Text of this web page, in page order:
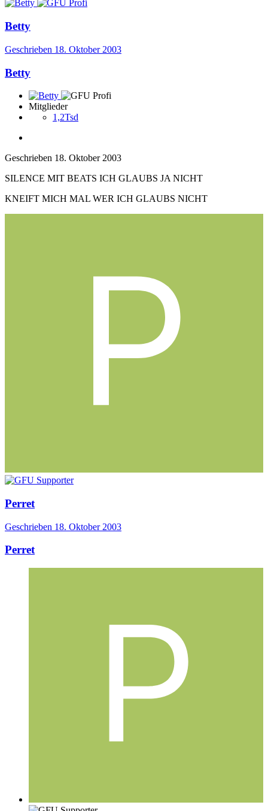
Betty
Geschrieben 18. Oktober 2003
Betty
Mitglieder
1,2Tsd
Geschrieben 18. Oktober 2003
SILENCE MIT BEATS ICH GLAUBS JA NICHT
KNEIFT MICH MAL WER ICH GLAUBS NICHT
Perret
Geschrieben 18. Oktober 2003
Perret